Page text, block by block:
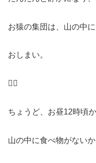
お猿の集団は、山の中
おしまい。
😮‍💨
ちょうど、お昼12時頃
山の中に食べ物がないか